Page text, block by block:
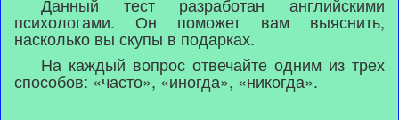
психологами. Он поможет вам выяснить,
насколько вы скупы в подарках.
На каждый вопрос отвечайте одним из трех
способов: «часто», «иногда», «никогда».